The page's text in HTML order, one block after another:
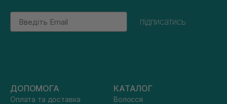
Email
підписатись
ДОПОМОГА
Оплата та доставка
КАТАЛОГ
Волосся